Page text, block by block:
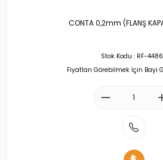
CONTA 0,2mm (FLANŞ
Stok Kodu : RF-
Fiyatları Görebilmek İçin Bayi